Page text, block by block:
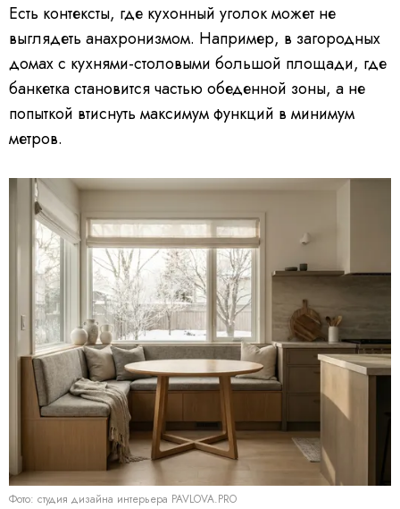
Есть контексты, где кухонный уголок может не
выглядеть анахронизмом. Например, в загородных
домах с кухнями-столовыми большой площади, где
банкетка становится частью обеденной зоны, а не
попыткой втиснуть максимум функций в минимум
метров.
Фото: студия дизайна интерьера PAVLOVA.PRO